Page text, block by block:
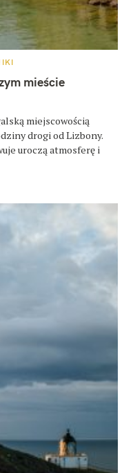
mieście
miejscowością
drogi od Lizbony.
uroczą atmosferę i